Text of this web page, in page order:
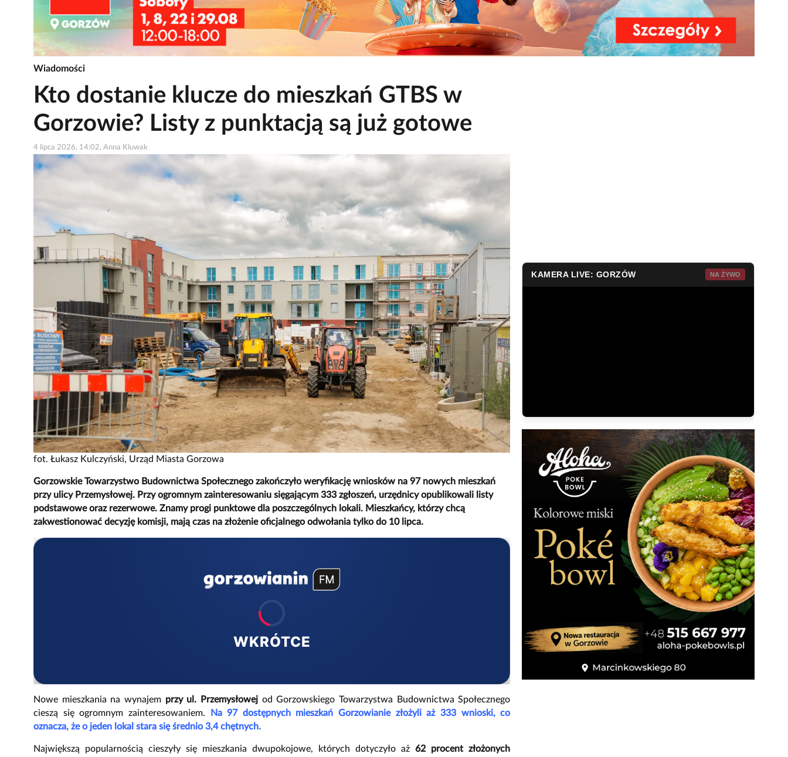
Wiadomości
Kto dostanie klucze do mieszkań GTBS w
Gorzowie? Listy z punktacją są już gotowe
4 lipca 2026, 14:02, Anna Kluwak
fot. Łukasz Kulczyński, Urząd Miasta Gorzowa
Gorzowskie Towarzystwo Budownictwa Społecznego zakończyło weryfikację wniosków na 97 nowych mieszkań
przy ulicy Przemysłowej. Przy ogromnym zainteresowaniu sięgającym 333 zgłoszeń, urzędnicy opublikowali listy
podstawowe oraz rezerwowe. Znamy progi punktowe dla poszczególnych lokali. Mieszkańcy, którzy chcą
zakwestionować decyzję komisji, mają czas na złożenie oficjalnego odwołania tylko do 10 lipca.
WKRÓTCE
Nowe mieszkania na wynajem przy ul. Przemysłowej od Gorzowskiego Towarzystwa Budownictwa Społecznego
cieszą się ogromnym zainteresowaniem.
Na 97 dostępnych mieszkań Gorzowianie złożyli aż 333 wnioski, co
oznacza, że o jeden lokal stara się średnio 3,4 chętnych.
Największą popularnością cieszyły się mieszkania dwupokojowe, których dotyczyło aż62 procent złożonych
KAMERA LIVE: GORZÓW NA ŻYWO